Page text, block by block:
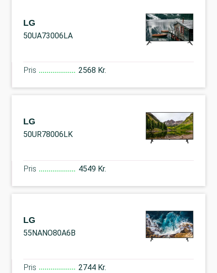
LG
50UA73006LA
Pris 2568 Kr.
LG
50UR78006LK
Pris 4549 Kr.
LG
55NANO80A6B
Pris 2744 Kr.